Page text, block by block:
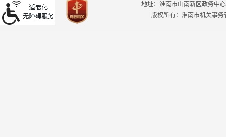
地址：淮南市山南新区政务中
版权所有：淮南市机关事务